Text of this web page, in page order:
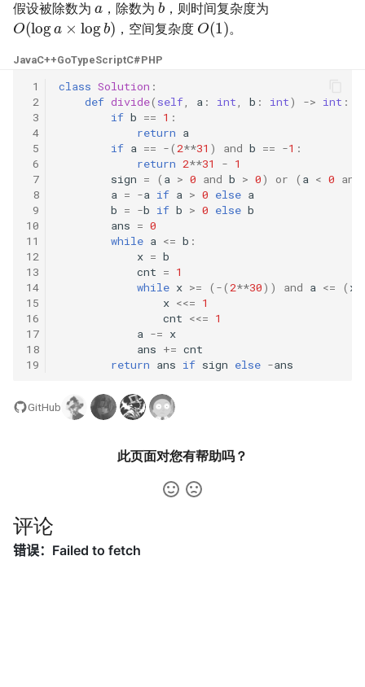
29. 顺时针打印矩阵
30. 包含 min 函数的栈
31. 栈的压入、弹出序列
32.1. 从上到下打印二叉树
32.2. 从上到下打印二叉树 II
32.3. 从上到下打印二叉树 III
33. 二叉搜索树的后序遍历序
34. 二叉树中和为某一值的路
39. 数组中出现次数超过一半
24. 反转链表
25. 链表中的两数相加
26. 重排链表
27. 回文链表
28. 展平多级双向链表
29. 排序的循环链表
30. 插入、删除和随机访问都
是 O(1) 的容器
31. 最近最少使用缓存
32. 有效的变位词
33. 变位词组
34. 外星语言是否排序
36. 后缀表达式
4.4. 检查平衡性
4.6. 后继者
4.8. 首个共同祖先
4.9. 二叉搜索树序列
4.10. 检查子树
4.12. 求和路径
5.1. 插入
5.2. 二进制数转字符串
5.3. 翻转数位
5.4. 下一个数
5.8. 绘制直线
假设被除数为 ，除数为 ，则时间复杂度为
O(loga×logb)
，空间复杂度
O(1)
。
JavaC++GoTypeScriptC#PHP
1
2
3
4
5
6
7
8
9
10
11
12
13
14
15
16
17
18
19
class Solution :
def divide( self, a : int, b : int) -> int :
if b == 1 :
return a
if a == -(2**31 ) and b == -1 :
return 2**31 - 1
sign = ( a > 0 and b > 0) or ( a < 0 and
a = -a if a > 0 else a
b = -b if b > 0 else b
ans = 0
while a <= b :
x = b
cnt = 1
while x >= ( -(2**30)) and a <= ( x
x <<= 1
cnt <<= 1
a -= x
ans += cnt
return ans if sign else -ans
GitHub
此页面对您有帮助吗？
评论